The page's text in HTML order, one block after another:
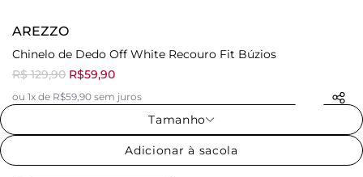
AREZZO
Chinelo de Dedo Off White Recouro Fit Búzios
R$ 129,90 R$59,90
ou 1x de R$59,90 sem juros
Tamanho
Adicionar à sacola